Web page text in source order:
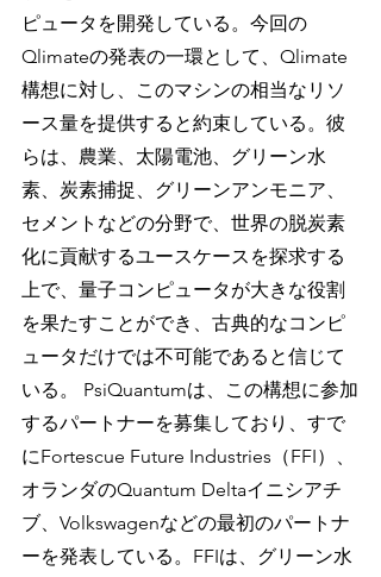
ピュータを開発している。今回の
Qlimateの発表の一環として、Qlimate
構想に対し、このマシンの相当なリソ
ース量を提供すると約束している。彼
らは、農業、太陽電池、グリーン水
素、炭素捕捉、グリーンアンモニア、
セメントなどの分野で、世界の脱炭素
化に貢献するユースケースを探求する
上で、量子コンピュータが大きな役割
を果たすことができ、古典的なコンピ
ュータだけでは不可能であると信じて
いる。 PsiQuantumは、この構想に参加
するパートナーを募集しており、すで
にFortescue Future Industries（FFI）、
オランダのQuantum Deltaイニシアチ
ブ、Volkswagenなどの最初のパートナ
ーを発表している。FFIは、グリーン水